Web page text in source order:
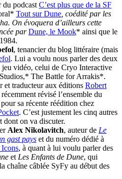
du podcast C’est plus que de la SF
Tout sur Dune , coédité par les
On évoquera d’ailleurs cette
par Dune, le Mook* ainsi que le
, tenancier du blog littéraire (mais
. Lui a voulu nous parler des deux
jeu vidéo, celui de Cryo Interactive
The Battle for Arrakis*.
et traducteur aux éditions Robert
révisé l’ensemble du
sa récente réédition chez
. C’est justement les cinq autres
dont on va discuter.
Alex Nikolavitch, auteur de Le
gast pays et du numéro dédié à
Icons, à quant à lui voulu parler des
et Les Enfants de Dune, qui
chaîne câblée SyFy au début des